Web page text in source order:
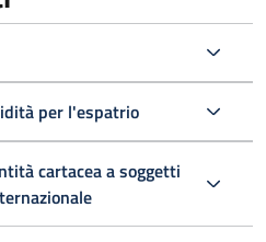
per l'espatrio
cartacea a soggetti